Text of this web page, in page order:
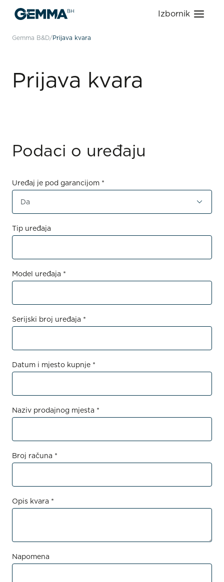
Izbornik
Gemma B&D Prijava kvara
Prijava kvara
Podaci o uređaju
Uređaj je pod garancijom *
Tip uređaja
Model uređaja *
Serijski broj uređaja *
Datum i mjesto kupnje *
Naziv prodajnog mjesta *
Broj računa *
Opis kvara *
Napomena